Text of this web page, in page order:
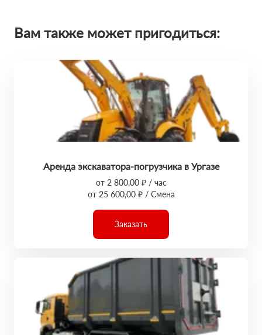
Вам также может пригодиться:
Аренда экскаватора-погрузчика в Ургазе
от 2 800,00 ₽ / час
от 25 600,00 ₽ / Смена
Заказать